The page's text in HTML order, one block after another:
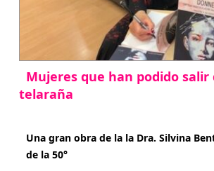
Mujeres que han podido salir
telaraña
Una gran obra de la la Dra. Silvina
de la 50°